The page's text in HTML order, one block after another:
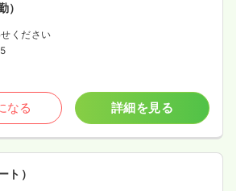
）
ください
なる 詳細を見る
ト）